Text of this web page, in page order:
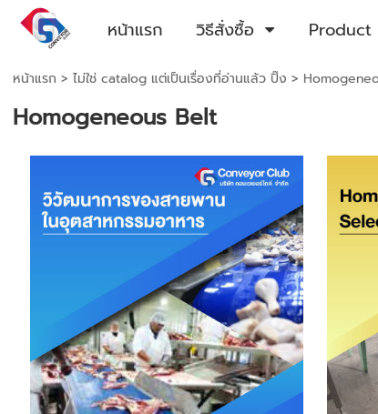
หน้าแรก วิธีสั่งซื้อ Product
หน้าแรก > ไม่ใช่ catalog แต่เป็นเรื่องที่อ่านแล้ว ปิ๊ง >
Homogeneous Belt